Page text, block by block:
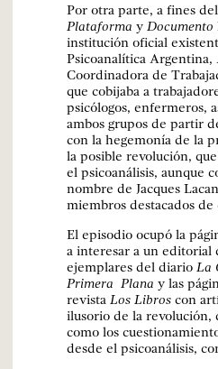
Por otra parte, a fines
Plataforma y Documento
institución oficial
Psicoanalítica
Coordinadora de
que cobijaba a
psicólogos, enfermeros,
ambos grupos de partir
con la hegemonía de la
la posible revolución,
el psicoanálisis, aunque
nombre de Jacques
miembros destacados
El episodio ocupó la
a interesar a un
ejemplares del diario La
Primera Plana y las
revista Los Libros con
ilusorio de la revolución,
como los
desde el psicoanálisis,